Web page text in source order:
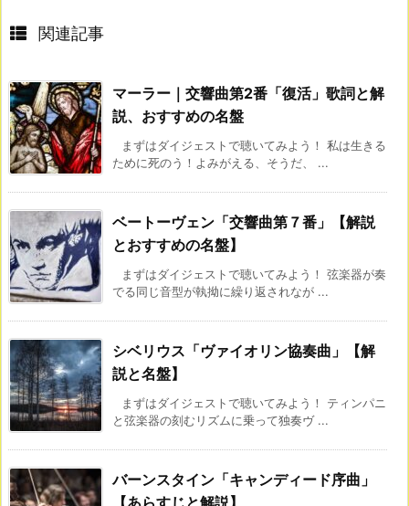
関連記事
マーラー｜交響曲第2番「復活」歌詞と解
説、おすすめの名盤
まずはダイジェストで聴いてみよう！ 私は生きる
ために死のう！よみがえる、そうだ、 ...
ベートーヴェン「交響曲第７番」【解説
とおすすめの名盤】
まずはダイジェストで聴いてみよう！ 弦楽器が奏
でる同じ音型が執拗に繰り返されなが ...
シベリウス「ヴァイオリン協奏曲」【解
説と名盤】
まずはダイジェストで聴いてみよう！ ティンパニ
と弦楽器の刻むリズムに乗って独奏ヴ ...
バーンスタイン「キャンディード序曲」